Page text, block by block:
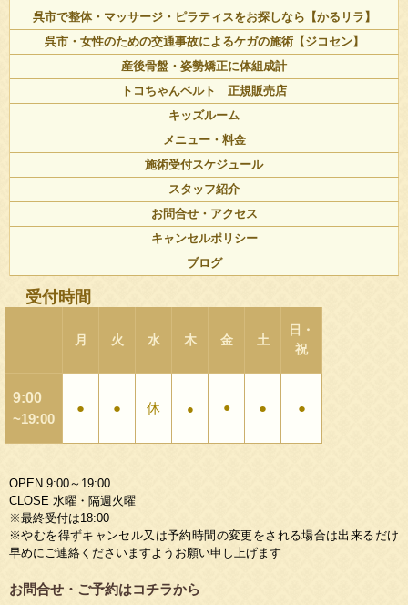
呉市で整体・マッサージ・ピラティスをお探しなら【かるリラ】
呉市・女性のための交通事故によるケガの施術【ジコセン】
産後骨盤・姿勢矯正に体組成計
トコちゃんベルト 正規販売店
キッズルーム
メニュー・料金
施術受付スケジュール
スタッフ紹介
お問合せ・アクセス
キャンセルポリシー
ブログ
受付時間
月 火 水 木 金 土
日・
祝
9:00
~19:00
● ● 休 ● ● ● ●
OPEN 9:00～19:00
CLOSE 水曜・隔週火曜
※最終受付は18:00
※やむを得ずキャンセル又は予約時間の変更をされる場合は出来るだけ
早めにご連絡くださいますようお願い申し上げます
お問合せ・ご予約はコチラから